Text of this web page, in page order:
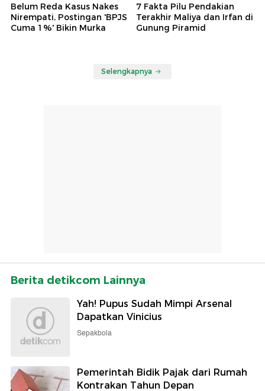
Belum Reda Kasus Nakes
Nirempati, Postingan 'BPJS
Cuma 1%' Bikin Murka
7 Fakta Pilu Pendakian
Terakhir Maliya dan Irfan di
Gunung Piramid
Selengkapnya
Berita detikcom Lainnya
Yah! Pupus Sudah Mimpi Arsenal
Dapatkan Vinicius
Sepakbola
Pemerintah Bidik Pajak dari Rumah
Kontrakan Tahun Depan